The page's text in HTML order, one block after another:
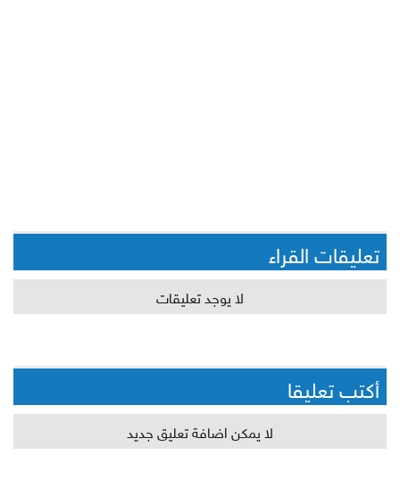
تعليقات القراء
لا يوجد تعليقات
أكتب تعليقا
لا يمكن اضافة تعليق جديد